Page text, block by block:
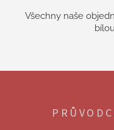
Všechny naše
Z